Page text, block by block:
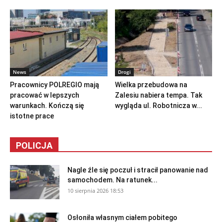
News
Pracownicy POLREGIO mają
pracować w lepszych
warunkach. Kończą się
istotne prace
Drogi
Wielka przebudowa na
Zalesiu nabiera tempa. Tak
wygląda ul. Robotnicza w...
POLICJA
Nagle źle się poczuł i stracił panowanie nad
samochodem. Na ratunek...
10 sierpnia 2026 18:53
Osłoniła własnym ciałem pobitego